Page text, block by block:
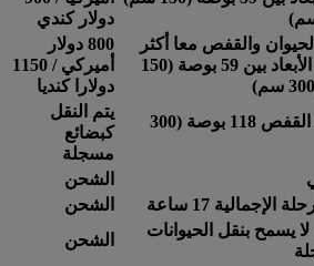
دولار كندي
والقفص معا أكثر
من 32 كلغ وتكون الأبعاد بين 59 بوصة (150
800 دولار
أميركي / 1150
دولارا كنديا
عندما تتجاوز أبعاد القفص 118 بوصة (300
يتم النقل
كبضائع
مسجلة
الشحن
17 ساعة
الشحن
يسمح بنقل الحيوانات
الشحن